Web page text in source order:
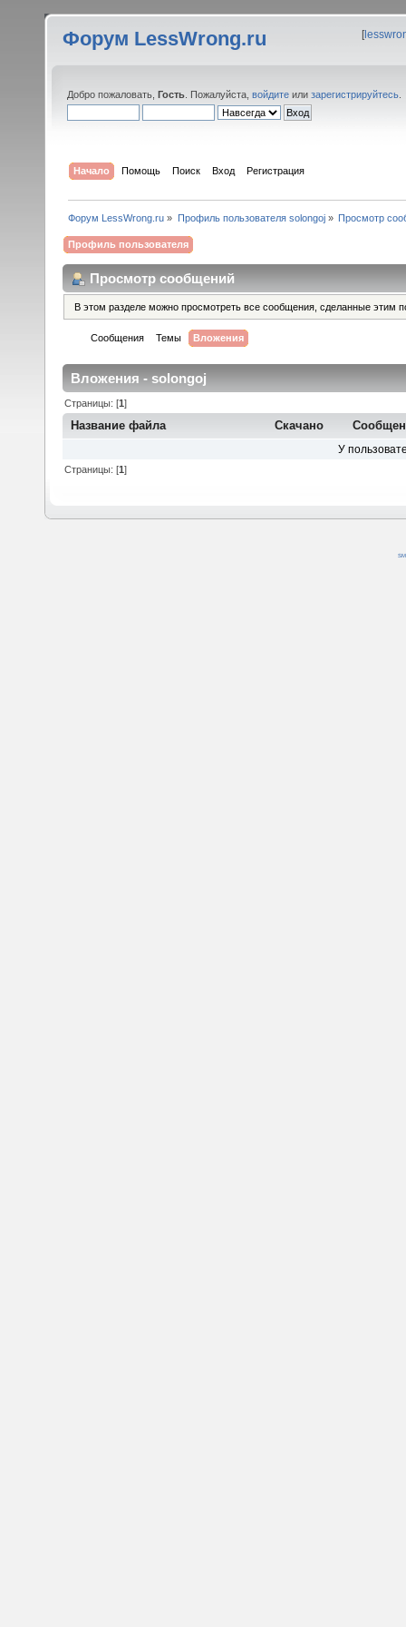
Форум LessWrong.ru [
Добро пожаловать, Гость . Пожалуйста, войдите или зарегистрируйтесь
Начало Помощь Поиск Вход Регистрация
Форум LessWrong.ru » Профиль пользователя solongoj» Просмотр
Профиль пользователя
Просмотр сообщений
В этом разделе можно просмотреть все сообщения, сделанные этим
Сообщения Темы Вложения
Вложения - solongoj
Страницы: [1]
Название файла Скачано
У
Страницы: [1]